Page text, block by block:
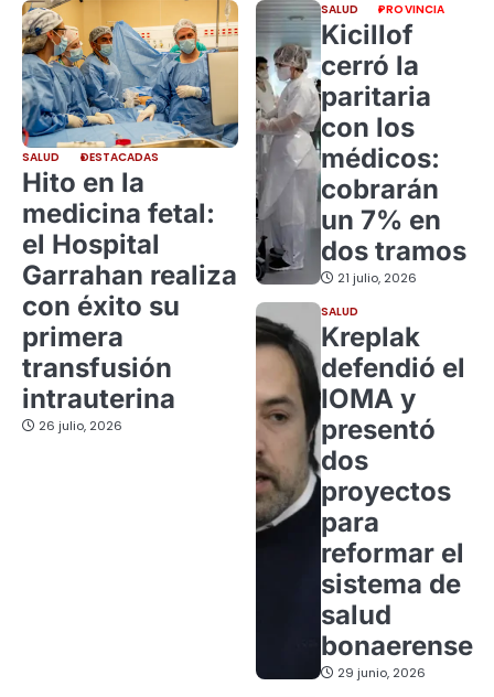
SALUD DESTACADAS
Hito en la
medicina fetal:
el Hospital
Garrahan realiza
con éxito su
primera
transfusión
intrauterina
26 julio, 2026
SALUD PROVINCIA
Kicillof
cerró la
paritaria
con los
médicos:
cobrarán
un 7% en
dos tramos
21 julio, 2026
SALUD
Kreplak
defendió el
IOMA y
presentó
dos
proyectos
para
reformar el
sistema de
salud
bonaerense
29 junio, 2026